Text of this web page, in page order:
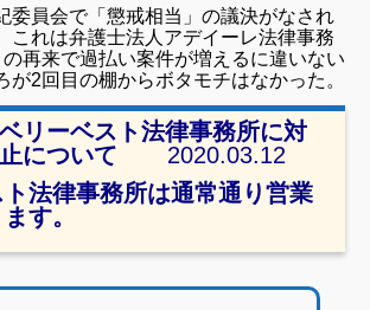
委員会で「懲戒相当」の議決がなされ
これは弁護士法人アデイーレ法律事務
再来で過払い案件が増えるに違いない
が2回目の棚からボタモチはなかった。
リーベスト法律事務所に対
について 2020.03.12
法律事務所は通常通り営業
す。